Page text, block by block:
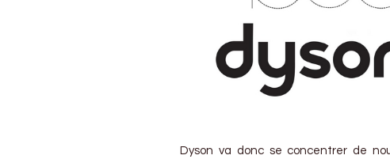
Dyson va donc se concentrer de